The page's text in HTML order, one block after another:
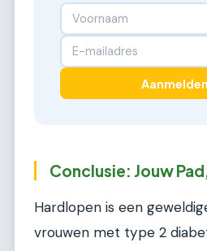
Conclusie: Jouw
Hardlopen is een
vrouwen met type 2